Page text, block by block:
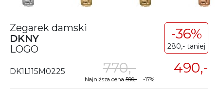
Zegarek damski
DKNY
LOGO
-36%
280,- taniej
DK1L115M0225 490,-
770,-
Najniższa cena 590,- -17%